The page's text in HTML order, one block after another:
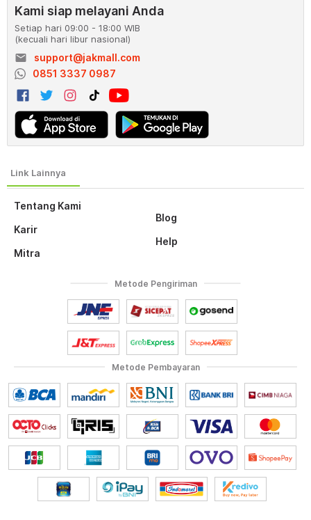
Tentang Kami
Karir
Mitra
Blog
Help
Kami siap melayani Anda
Setiap hari 09:00 - 18:00 WIB
(kecuali hari libur nasional)
email
support@jakmall.com
0851 3337 0987
Metode Pembayaran
Metode Pengiriman